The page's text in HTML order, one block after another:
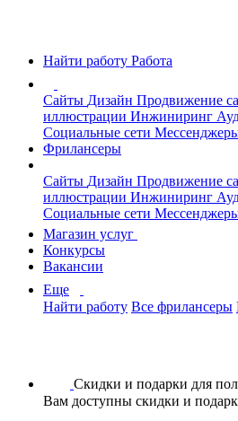
Найти работу Работа
Сайты Дизайн Продвижение
иллюстрации Инжиниринг
Социальные сети
Фрилансеры
Сайты Дизайн Продвижение
иллюстрации Инжиниринг
Социальные сети
Магазин услуг
Конкурсы
Вакансии
Еще
Найти работу Все фрилансеры
Скидки и подарки для
Вам доступны скидки и